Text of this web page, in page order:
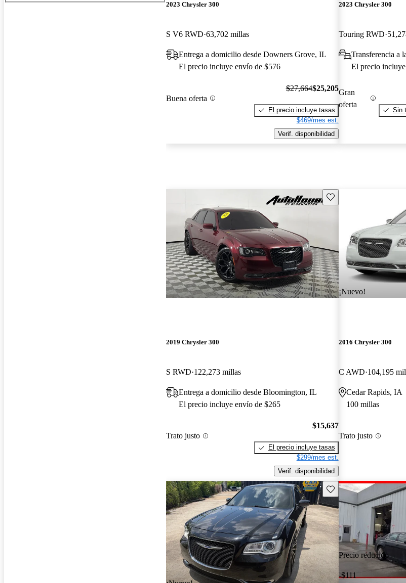
2023 Chrysler 300
S V6 RWD 63,702 millas
Entrega a domicilio desde Downers Grove, IL
El precio incluye envío de $576
Buena oferta
$27,664$25,205
El precio incluye tasas
$469/mes est.
Verif. disponibilidad
2023 Chrysler 300
Touring RWD
Transferencia a
El precio
Gran
oferta
Sin
Guarda este Aviso
2019 Chrysler 300
S RWD 122,273 millas
Entrega a domicilio desde Bloomington, IL
El precio incluye envío de $265
Trato justo
$15,637
El precio incluye tasas
$299/mes est.
Verif. disponibilidad
¡Nuevo!
2016 Chrysler 300
C AWD 104,195
Cedar Rapids, IA
100 millas
Trato justo
Guarda este Aviso
Precio reducido
-$111